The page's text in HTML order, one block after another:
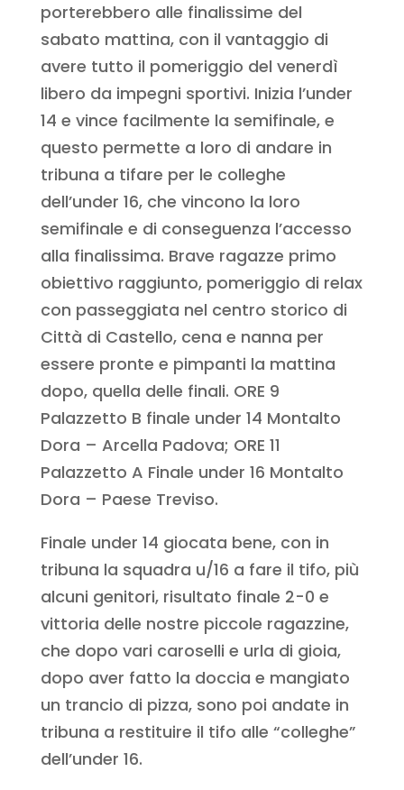
porterebbero alle finalissime del
sabato mattina, con il vantaggio di
avere tutto il pomeriggio del venerdì
libero da impegni sportivi. Inizia l’under
14 e vince facilmente la semifinale, e
questo permette a loro di andare in
tribuna a tifare per le colleghe
dell’under 16, che vincono la loro
semifinale e di conseguenza l’accesso
alla finalissima. Brave ragazze primo
obiettivo raggiunto, pomeriggio di relax
con passeggiata nel centro storico di
Città di Castello, cena e nanna per
essere pronte e pimpanti la mattina
dopo, quella delle finali. ORE 9
Palazzetto B finale under 14 Montalto
Dora – Arcella Padova; ORE 11
Palazzetto A Finale under 16 Montalto
Dora – Paese Treviso.
Finale under 14 giocata bene, con in
tribuna la squadra u/16 a fare il tifo, più
alcuni genitori, risultato finale 2-0 e
vittoria delle nostre piccole ragazzine,
che dopo vari caroselli e urla di gioia,
dopo aver fatto la doccia e mangiato
un trancio di pizza, sono poi andate in
tribuna a restituire il tifo alle “colleghe”
dell’under 16.